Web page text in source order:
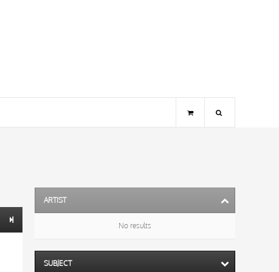
ARTIST
No results
SUBJECT